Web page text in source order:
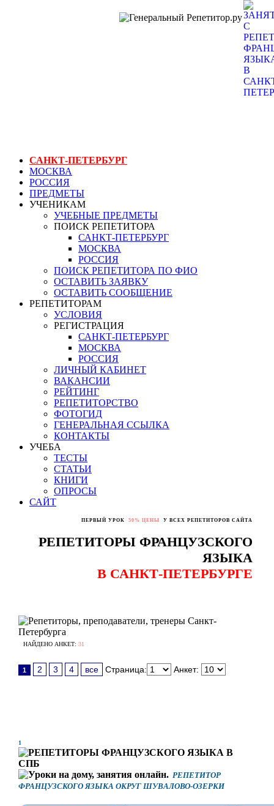
САНКТ-ПЕТЕРБУРГ
МОСКВА
РОССИЯ
ПРЕДМЕТЫ
УЧЕНИКАМ
УЧЕБНЫЕ ПРЕДМЕТЫ
ПОИСК РЕПЕТИТОРА
САНКТ-ПЕТЕРБУРГ
МОСКВА
РОССИЯ
ПОИСК РЕПЕТИТОРА ПО ФИО
ОСТАВИТЬ ЗАЯВКУ
ОСТАВИТЬ СООБЩЕНИЕ
РЕПЕТИТОРАМ
УСЛОВИЯ
РЕГИСТРАЦИЯ
САНКТ-ПЕТЕРБУРГ
МОСКВА
РОССИЯ
ЛИЧНЫЙ КАБИНЕТ
ВАКАНСИИ
РЕЙТИНГ
РЕПЕТИТОРСТВО
ФОТОГИД
ГЕНЕРАЛЬНАЯ ССЫЛКА
КОНТАКТЫ
УЧЕБА
ТЕСТЫ
СТАТЬИ
КНИГИ
ОПРОСЫ
САЙТ
ПЕРВЫЙ УРОК 50% ЦЕНЫ У ВСЕХ РЕПЕТИТОРОВ САЙТА
РЕПЕТИТОРЫ ФРАНЦУЗСКОГО
ЯЗЫКА
В САНКТ-ПЕТЕРБУРГЕ
НАЙДЕНО АНКЕТ: 31
1 2 3 4 все Страница: Анкет:
1
РЕПЕТИТОР
ФРАНЦУЗСКОГО ЯЗЫКА ОКРУГ ШУВАЛОВО-ОЗЕРКИ